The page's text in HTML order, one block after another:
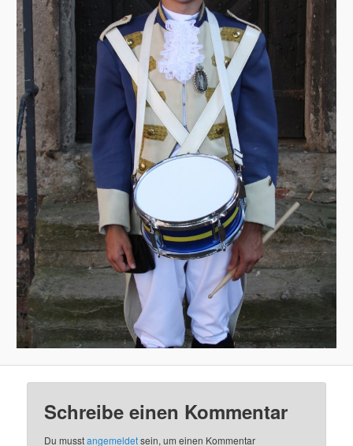
Schreibe einen Kommentar
Du musstangemeldetsein, um einen Kommentar